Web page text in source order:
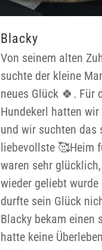
Blacky
Von seinem alten
suchte der kleine
neues Glück 🍀. Für
Hundekerl hatten
und wir suchten das
liebevollste 🥰Heim
waren sehr
wieder geliebt
durfte sein Glück
Blacky bekam einen
hatte keine